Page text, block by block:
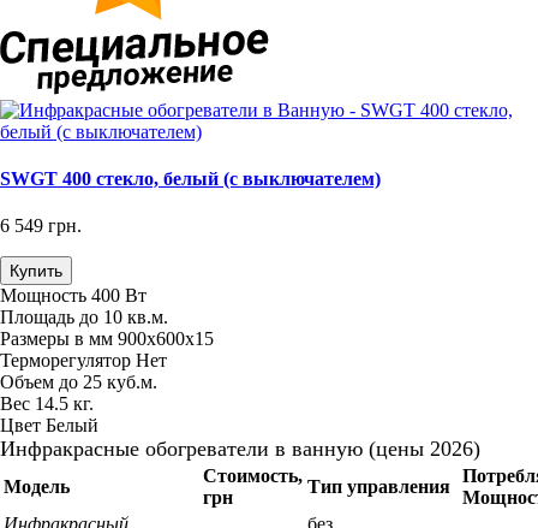
SWGT 400 стекло, белый (с выключателем)
6 549 грн.
Купить
Мощность 400 Вт
Площадь до 10 кв.м.
Размеры в мм 900х600х15
Терморегулятор Нет
Объем до 25 куб.м.
Вес 14.5 кг.
Цвет Белый
Инфракрасные обогреватели в ванную (цены 2026)
Модель
Стоимость,
грн
Тип управления